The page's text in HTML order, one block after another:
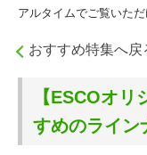
アルタイムでご覧いただ
おすすめ特集へ戻
【ESCOオ
すめのライン